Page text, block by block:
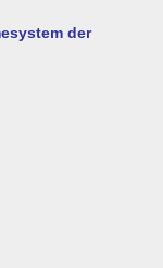
der